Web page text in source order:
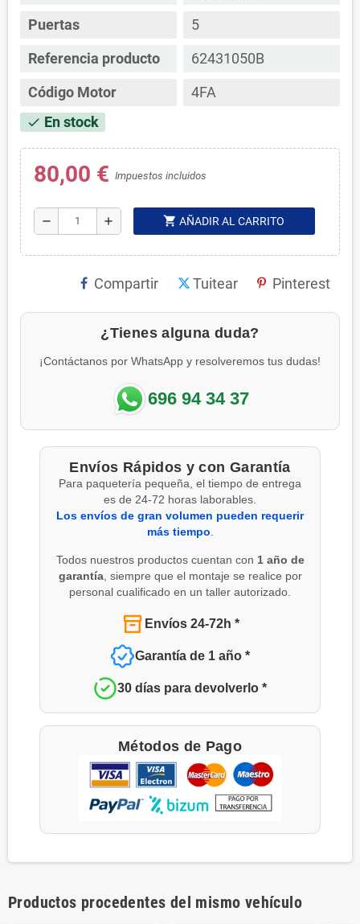
Puertas
5
Referencia producto
62431050B
Código Motor
4FA
check En stock
80,00 € Impuestos incluidos
remove add shopping_cart AÑADIR AL CARRITO
Compartir Tuitear Pinterest
¿Tienes alguna duda?
¡Contáctanos por WhatsApp y resolveremos tus dudas!
696 94 34 37
Envíos Rápidos y con Garantía
Para paquetería pequeña, el tiempo de entrega
es de 24-72 horas laborables.
Los envíos de gran volumen pueden requerir
más tiempo
Todos nuestros productos cuentan con 1 año de
garantía, siempre que el montaje se realice por
personal cualificado en un taller autorizado.
Envíos 24-72h *
Garantía de 1 año *
30 días para devolverlo *
Métodos de Pago
Productos procedentes del mismo vehículo